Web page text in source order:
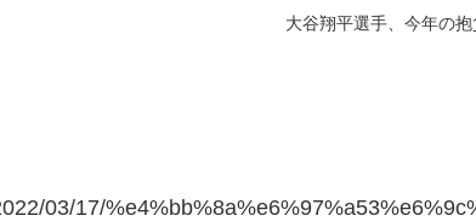
大谷翔平選手、今年の抱
03/17/